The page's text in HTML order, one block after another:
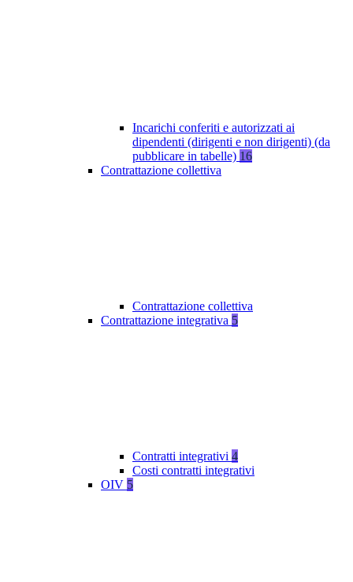
Incarichi conferiti e autorizzati ai
dipendenti (dirigenti e non dirigenti) (da
pubblicare in tabelle) 16
Contrattazione collettiva
Contrattazione collettiva
Contrattazione integrativa 5
Contratti integrativi 4
Costi contratti integrativi
OIV 5